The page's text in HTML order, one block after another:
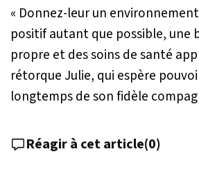
« Donnez-leur un
positif autant que possible, une
propre et des soins de santé
rétorque Julie, qui espère
longtemps de son fidèle
Réagir à cet article(0)